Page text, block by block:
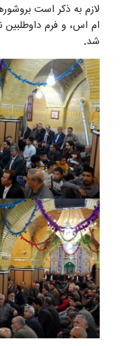
لازم به ذکر است
ام اس، و فرم داوطلبین
شد.